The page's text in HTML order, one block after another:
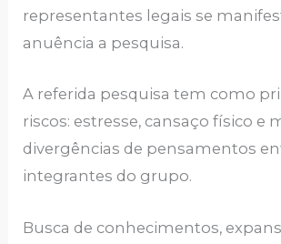
representantes legais se
anuência a pesquisa.
A referida pesquisa tem como
riscos: estresse, cansaço físico e
divergências de pensamentos
integrantes do grupo.
Busca de conhecimentos,